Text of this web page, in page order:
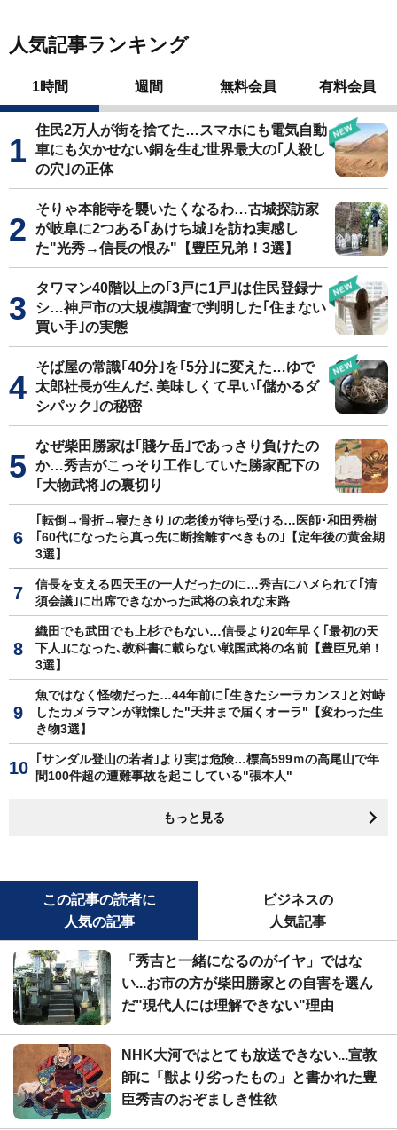
人気記事ランキング
1時間 週間 無料会員 有料会員
住民2万人が街を捨てた…スマホにも電気自動
車にも欠かせない銅を生む世界最大の｢人殺し
の穴｣の正体
そりゃ本能寺を襲いたくなるわ…古城探訪家
が岐阜に2つある｢あけち城｣を訪ね実感し
た"光秀→信長の恨み"【豊臣兄弟！3選】
タワマン40階以上の｢3戸に1戸｣は住民登録ナ
シ…神戸市の大規模調査で判明した｢住まない
買い手｣の実態
そば屋の常識｢40分｣を｢5分｣に変えた…ゆで
太郎社長が生んだ､美味しくて早い｢儲かるダ
シパック｣の秘密
なぜ柴田勝家は｢賤ケ岳｣であっさり負けたの
か…秀吉がこっそり工作していた勝家配下の
｢大物武将｣の裏切り
｢転倒→骨折→寝たきり｣の老後が待ち受ける…医師･和田秀樹
｢60代になったら真っ先に断捨離すべきもの｣【定年後の黄金期
3選】
信長を支える四天王の一人だったのに…秀吉にハメられて｢清
須会議｣に出席できなかった武将の哀れな末路
織田でも武田でも上杉でもない…信長より20年早く｢最初の天
下人｣になった､教科書に載らない戦国武将の名前【豊臣兄弟！
3選】
魚ではなく怪物だった…44年前に｢生きたシーラカンス｣と対峙
したカメラマンが戦慄した"天井まで届くオーラ"【変わった生
き物3選】
｢サンダル登山の若者｣より実は危険…標高599ｍの高尾山で年
間100件超の遭難事故を起こしている"張本人"
もっと見る
この記事の読者に
人気の記事
ビジネスの
人気記事
「秀吉と一緒になるのがイヤ」ではな
い...お市の方が柴田勝家との自害を選ん
だ"現代人には理解できない"理由
NHK大河ではとても放送できない...宣教
師に「獣より劣ったもの」と書かれた豊
臣秀吉のおぞましき性欲